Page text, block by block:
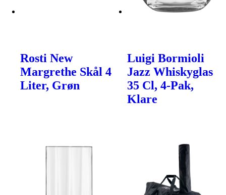
Rosti New
Margrethe Skål 4
Liter, Grøn
Luigi Bormioli
Jazz Whiskyglas
35 Cl, 4-Pak,
Klare